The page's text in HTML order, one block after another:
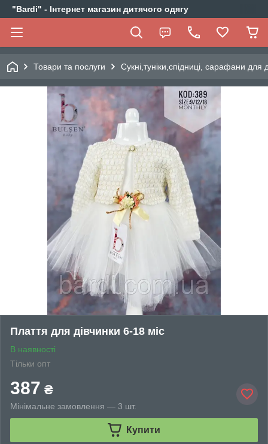
"Bardi" - Інтернет магазин дитячого одягу
Товари та послуги Сукні,туніки,спідниці, сарафани для
Плаття для дівчинки 6-18 міс
В наявності
Тільки опт
387 ₴
Мінімальне замовлення — 3 шт.
Купити